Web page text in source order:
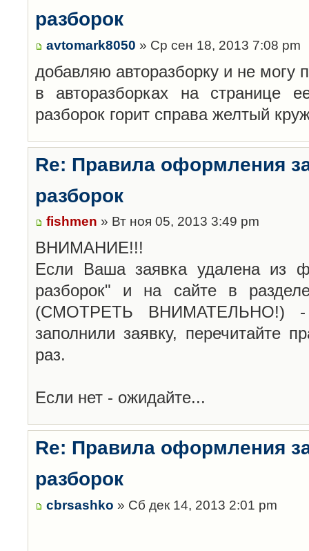
разборок
avtomark8050 » Ср сен 18, 2013 7:08 pm
добавляю авторазборку и не могу
в авторазборках на странице
разборок горит справа желтый
Re: Правила оформления
разборок
fishmen » Вт ноя 05, 2013 3:49 pm
ВНИМАНИЕ!!!
Если Ваша заявка удалена из
разборок" и на сайте в
(СМОТРЕТЬ ВНИМАТЕЛЬНО!)
заполнили заявку, перечитайте
раз.
Если нет - ожидайте...
Re: Правила оформления
разборок
cbrsashko » Сб дек 14, 2013 2:01 pm